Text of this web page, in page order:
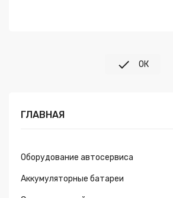
 ОК
ГЛАВНАЯ
Оборудование автосервиса
Аккумуляторные батареи